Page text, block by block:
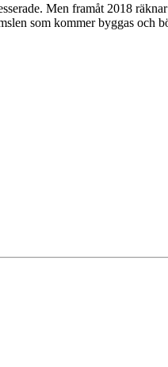
Men framåt 2018
som kommer byggas och